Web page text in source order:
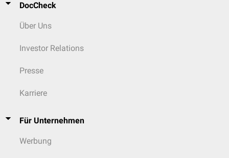
DocCheck
Über Uns
Investor Relations
Presse
Karriere
Für Unternehmen
Werbung